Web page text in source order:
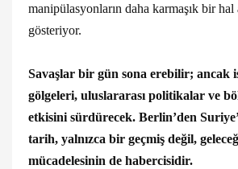
manipülasyonların daha karmaşık bir hal
gösteriyor.
Savaşlar bir gün sona erebilir; ancak
gölgeleri, uluslararası politikalar ve
etkisini sürdürecek. Berlin’den
tarih, yalnızca bir geçmiş değil,
mücadelesinin de habercisidir.